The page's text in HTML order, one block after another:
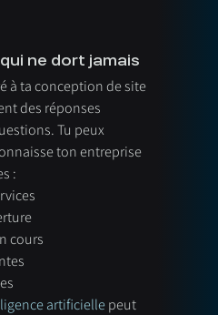
ne dort jamais
à ta conception de site
des réponses
Tu peux
ton entreprise
:
cours
artificielle peut